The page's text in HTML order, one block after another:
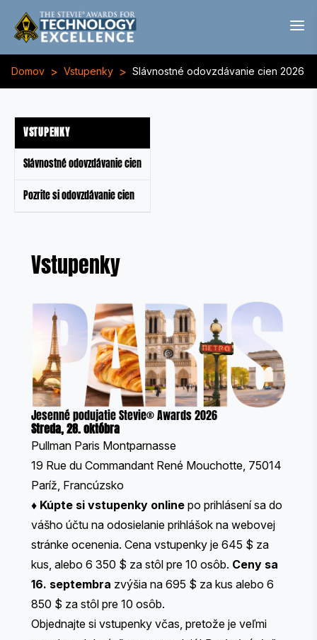
Domov > Vstupenky > Slávnostné odovzdávanie cien 2026
VSTUPENKY
Slávnostné odovzdávanie cien
Pozrite si odovzdávanie cien
Vstupenky
Jesenné podujatie Stevie® Awards 2026
Streda, 28. októbra
Pullman Paris Montparnasse
19 Rue du Commandant René Mouchotte, 75014
Paríž, Francúzsko
♦ Kúpte si vstupenky online po prihlásení sa do
vášho účtu na odosielanie prihlášok na webovej
stránke ocenenia. Cena vstupenky je 645 $ za
kus, alebo 6 350 $ za stôl pre 10 osôb. Ceny sa
16. septembra zvýšia na 695 $ za kus alebo 6
850 $ za stôl pre 10 osôb.
Objednajte si vstupenky včas, pretože je veľmi